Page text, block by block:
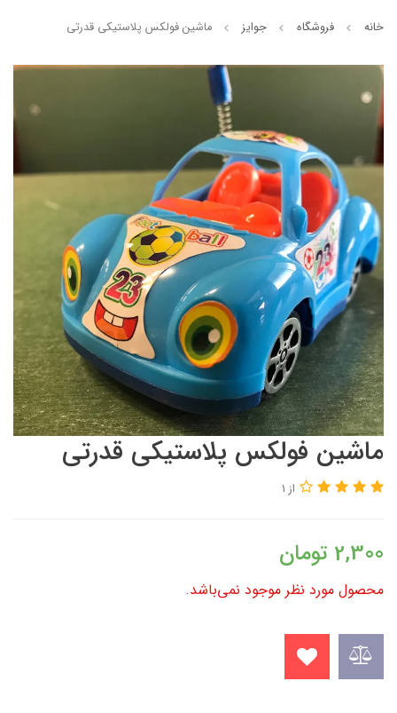
خانه فروشگاه جوایز ماشین فولکس پلاستیکی قدرتی
ماشین فولکس پلاستیکی قدرتی
از 1
2,300 تومان
محصول مورد نظر موجود نمی‌باشد.